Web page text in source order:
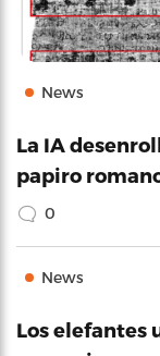
News
La IA
papiro
0
News
Los elefantes